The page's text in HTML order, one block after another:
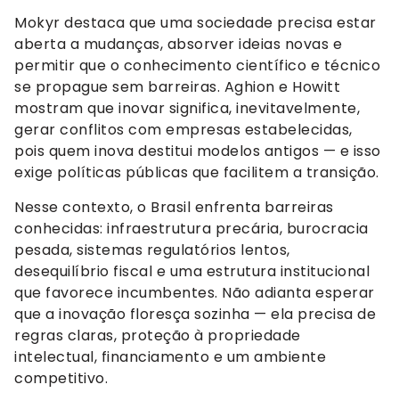
Mokyr destaca que uma sociedade precisa estar
aberta a mudanças, absorver ideias novas e
permitir que o conhecimento científico e técnico
se propague sem barreiras. Aghion e Howitt
mostram que inovar significa, inevitavelmente,
gerar conflitos com empresas estabelecidas,
pois quem inova destitui modelos antigos — e isso
exige políticas públicas que facilitem a transição.
Nesse contexto, o Brasil enfrenta barreiras
conhecidas: infraestrutura precária, burocracia
pesada, sistemas regulatórios lentos,
desequilíbrio fiscal e uma estrutura institucional
que favorece incumbentes. Não adianta esperar
que a inovação floresça sozinha — ela precisa de
regras claras, proteção à propriedade
intelectual, financiamento e um ambiente
competitivo.